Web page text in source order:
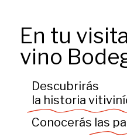
En tu
vino
Descubrirás
la historia
Conocerás las